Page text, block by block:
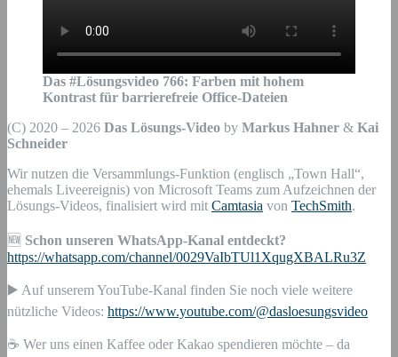
Das #Lösungsvideo 766: Farben mit hohem
Kontrast für barrierefreie Office-Dateien
(C) 2020 – 2026 Das Lösungs-Video by Markus Hahner & Kai
Schneider
Wir nutzen die Versammlungs-Funktion (englisch „Town Hall“,
ehemals Liveereignis) von Microsoft Teams zum Aufzeichnen der
Lösungs-Videos, finalisiert wird mit Camtasia von TechSmith.
🆕 Schon unseren WhatsApp-Kanal entdeckt?
https://whatsapp.com/channel/0029VaIbTUl1XqugXBALRu3Z
▶️ Auf unserem YouTube-Kanal finden Sie noch viele weitere
nützliche Videos: https://www.youtube.com/@dasloesungsvideo
☕ Wer uns einen Kaffee oder Kakao spendieren möchte – da